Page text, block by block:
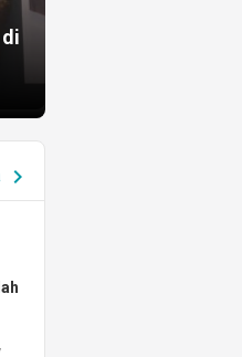
chevron_right